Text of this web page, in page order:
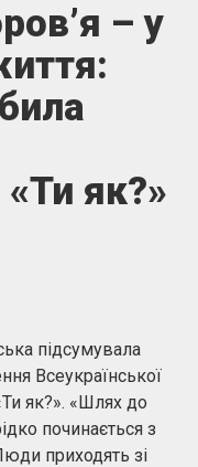
– у
як?»
підсумувала
Всеукраїнської
як?». «Шлях до
починається з
приходять зі